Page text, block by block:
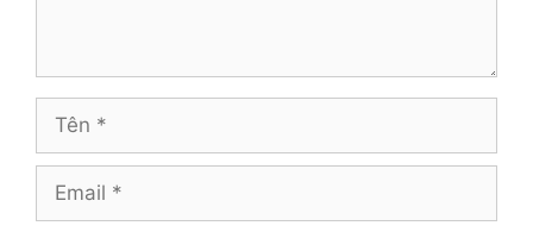
Tên
Email